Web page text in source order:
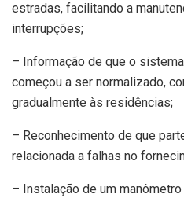
estradas, facilitando a
interrupções;
– Informação de que o
começou a ser normalizado,
gradualmente às residências;
– Reconhecimento de que
relacionada a falhas no
– Instalação de um